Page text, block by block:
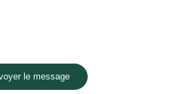
le message